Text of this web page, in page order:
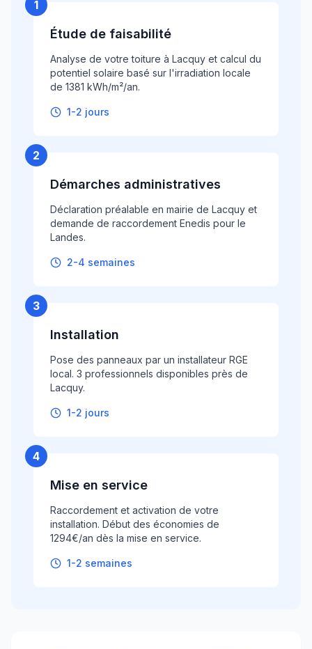
1
Étude de faisabilité
Analyse de votre toiture à Lacquy et calcul du
potentiel solaire basé sur l'irradiation locale
de 1381 kWh/m²/an.
1-2 jours
2
Démarches administratives
Déclaration préalable en mairie de Lacquy et
demande de raccordement Enedis pour le
Landes.
2-4 semaines
3
Installation
Pose des panneaux par un installateur RGE
local. 3 professionnels disponibles près de
Lacquy.
1-2 jours
4
Mise en service
Raccordement et activation de votre
installation. Début des économies de
1294€/an dès la mise en service.
1-2 semaines